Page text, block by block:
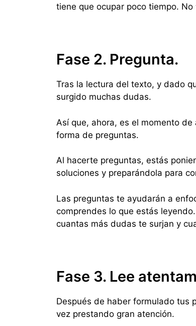
tiene que ocupar poco tiempo.
Fase 2. Pregunta.
Tras la lectura del texto, y dado
surgido muchas dudas.
Así que, ahora, es el momento
forma de preguntas.
Al hacerte preguntas, estás
soluciones y preparándola para
Las preguntas te ayudarán a
comprendes lo que estás
cuantas más dudas te surjan y
Fase 3. Lee
Después de haber formulado tus
vez prestando gran atención.